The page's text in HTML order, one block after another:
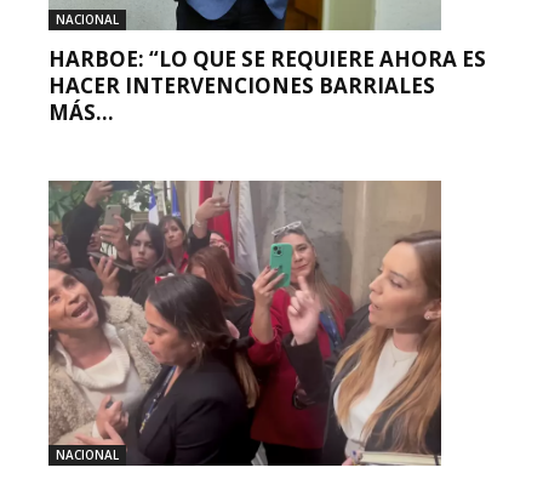
NACIONAL
HARBOE: “LO QUE SE REQUIERE AHORA ES
HACER INTERVENCIONES BARRIALES
MÁS...
NACIONAL